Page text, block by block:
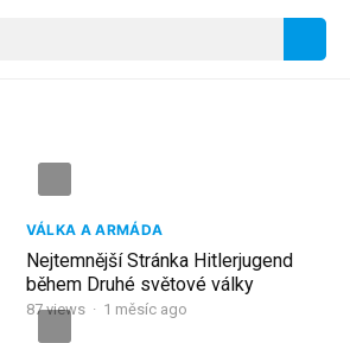
VÁLKA A ARMÁDA
Nejtemnější Stránka Hitlerjugend
během Druhé světové války
87views · 1 měsíc ago